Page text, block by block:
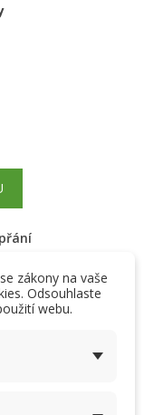
dnů
boční ventil.
zákony na vaše
Odsouhlaste
webu.